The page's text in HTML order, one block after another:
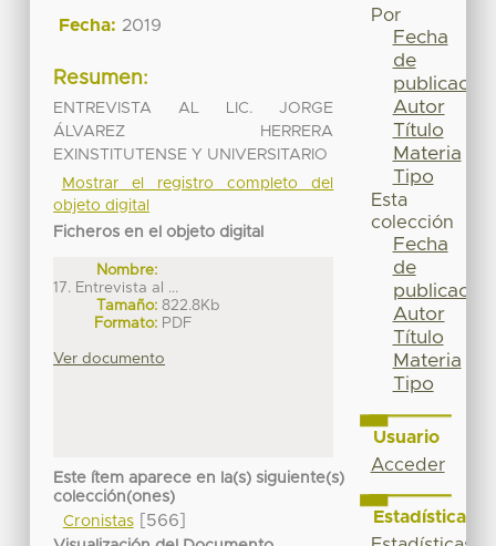
Fecha: 2019
Resumen:
ENTREVISTA AL LIC. JORGE
ÁLVAREZ HERRERA
EXINSTITUTENSE Y UNIVERSITARIO
Mostrar el registro completo del
objeto digital
Ficheros en el objeto digital
Nombre:
17. Entrevista al ...
Tamaño: 822.8Kb
Formato: PDF
Ver documento
Este ítem aparece en la(s) siguiente(s)
colección(ones)
Cronistas[566]
Por
Fecha
de
publicación
Autor
Título
Materia
Tipo
Esta
colección
Fecha
de
publicación
Autor
Título
Materia
Tipo
Usuario
Acceder
Estadísticas